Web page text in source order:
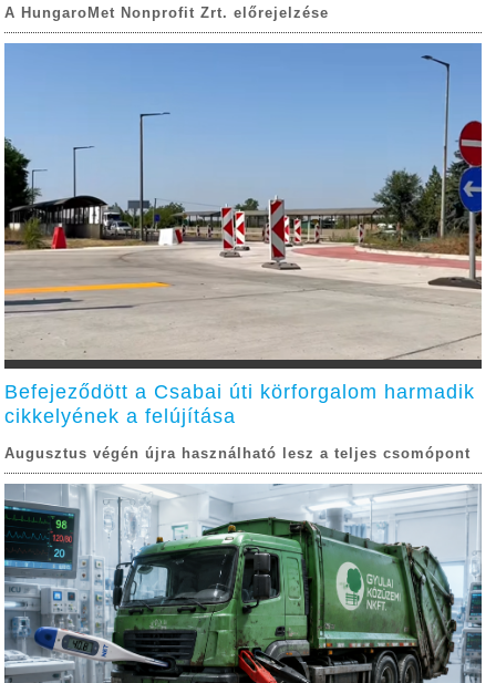
A HungaroMet Nonprofit Zrt. előrejelzése
Befejeződött a Csabai úti körforgalom harmadik
cikkelyének a felújítása
Augusztus végén újra használható lesz a teljes csomópont